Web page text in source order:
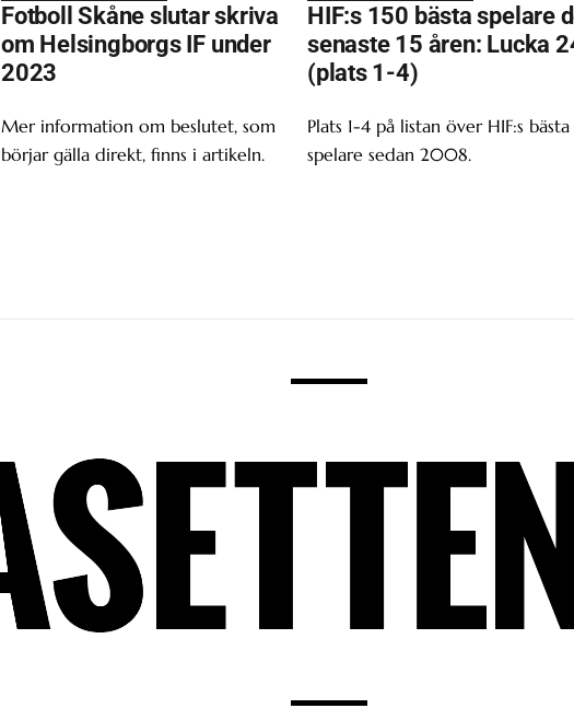
Fotboll Skåne slutar skriva
om Helsingborgs IF under
2023
Mer information om beslutet, som
börjar gälla direkt, finns i artikeln.
HIF:s 150 bästa spelare
senaste 15 åren: Lucka
(plats 1-4)
Plats 1-4 på listan över HIF:s bästa
spelare sedan 2008.